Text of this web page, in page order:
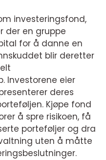
investeringsfond,
der en gruppe
for å danne en
blir deretter
Investorene eier
deres
Kjøpe fond
å spre risikoen, få
porteføljer og dra
uten å måtte